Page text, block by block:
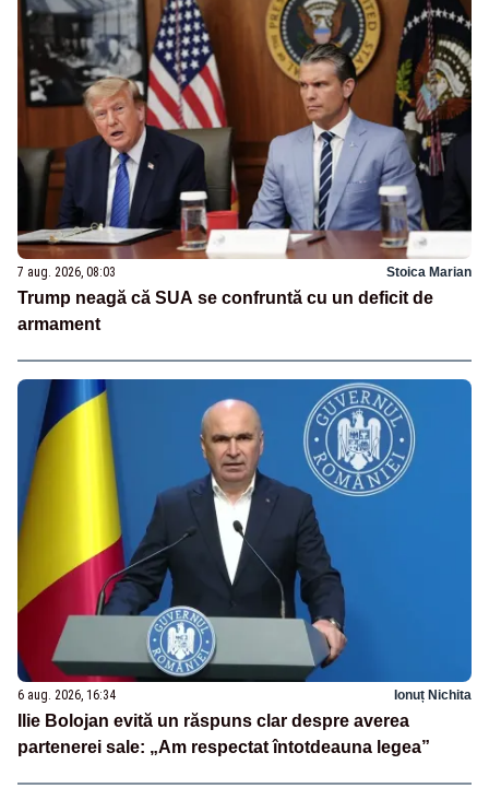
7 aug. 2026, 08:03 Stoica Marian
Trump neagă că SUA se confruntă cu un deficit de
armament
6 aug. 2026, 16:34 Ionuț Nichita
Ilie Bolojan evită un răspuns clar despre averea
partenerei sale: „Am respectat întotdeauna legea”